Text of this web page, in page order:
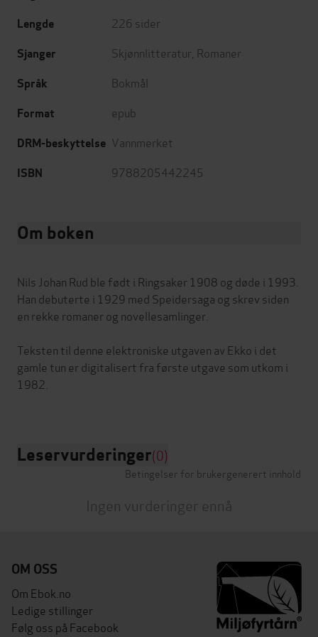
Lengde 226 sider
Sjanger Skjønnlitteratur Romaner
Språk Bokmål
Format epub
DRM-beskyttelse Vannmerket
ISBN 9788205442245
Om boken
Nils Johan Rud ble født i Ringsaker 1908 og døde i 1993.
Han debuterte i 1929 med Speidersaga og skrev siden
en rekke romaner og novellesamlinger.
Teksten til denne elektroniske utgaven av Ekko i det
gamle tun er digitalisert fra første utgave som utkom i
1982.
Leservurderinger(0)
Betingelser for brukergenerert innhold
Ingen vurderinger ennå
OM OSS
Om Ebok.no
Ledige stillinger
Følg oss på Facebook